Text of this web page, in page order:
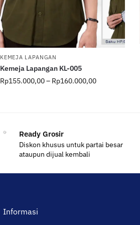
KEMEJA LAPANGAN
Kemeja Lapangan KL-005
Rp155.000,00– Rp160.000,00
Ready Grosir
Diskon khusus untuk partai besar
ataupun dijual kembali
Informasi